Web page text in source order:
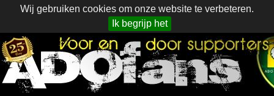
Wij gebruiken cookies om onze website te verbeteren.
Ik begrijp het